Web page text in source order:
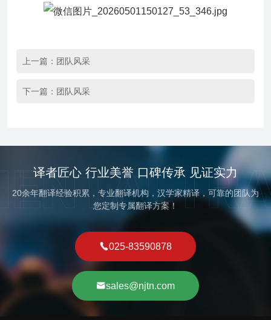
上一篇： 团队风采
下一篇： 团队风采
译者匠心 行业美誉 口碑传承 见证实力
20余年翻译经验积累，专业翻译机构，汉学家精译，可靠的团队为
您定制专属翻译方案！
025-83590878
sales@njtn.com